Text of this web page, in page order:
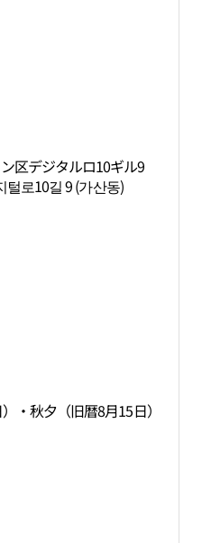
区デジタルロ10ギル9
로10길 9 (가산동)
・秋夕（旧暦8月15日）